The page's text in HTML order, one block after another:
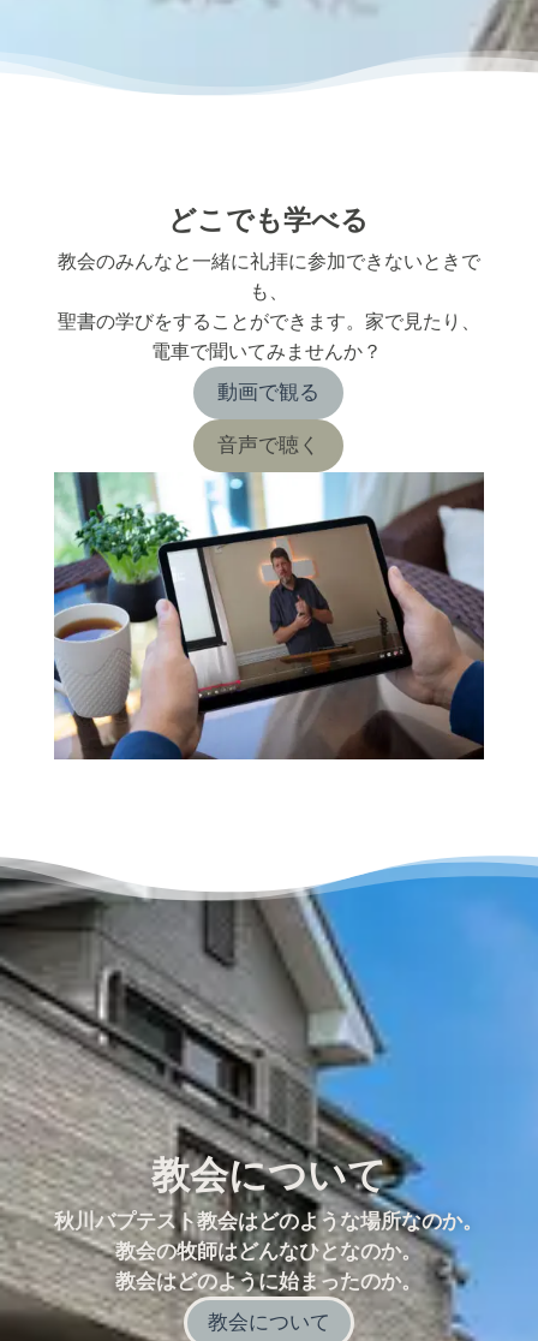
どこでも学べる
教会のみんなと一緒に礼拝に参加できないときで
も、
聖書の学びをすることができます。家で見たり、
電車で聞いてみませんか？
動画で観る
音声で聴く
教会について
秋川バプテスト教会はどのような場所なのか。
教会の牧師はどんなひとなのか。
教会はどのように始まったのか。
教会について